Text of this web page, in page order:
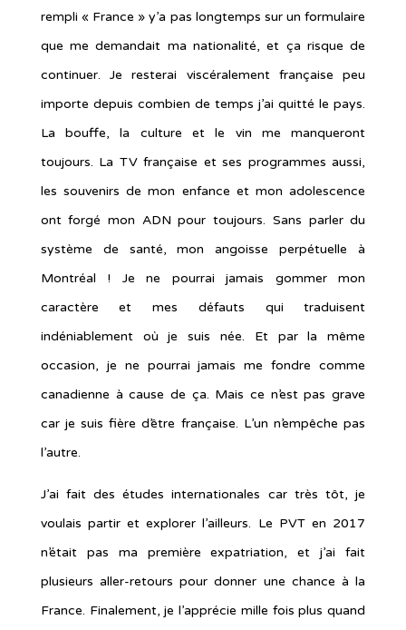
rempli « France » y’a pas longtemps sur un formulaire
que me demandait ma nationalité, et ça risque de
continuer. Je resterai viscéralement française peu
importe depuis combien de temps j’ai quitté le pays.
La bouffe, la culture et le vin me manqueront
toujours. La TV française et ses programmes aussi,
les souvenirs de mon enfance et mon adolescence
ont forgé mon ADN pour toujours. Sans parler du
système de santé, mon angoisse perpétuelle à
Montréal ! Je ne pourrai jamais gommer mon
caractère et mes défauts qui traduisent
indéniablement où je suis née. Et par la même
occasion, je ne pourrai jamais me fondre comme
canadienne à cause de ça. Mais ce n’est pas grave
car je suis fière d’être française. L’un n’empêche pas
l’autre.
J’ai fait des études internationales car très tôt, je
voulais partir et explorer l’ailleurs. Le PVT en 2017
n’était pas ma première expatriation, et j’ai fait
plusieurs aller-retours pour donner une chance à la
France. Finalement, je l’apprécie mille fois plus quand